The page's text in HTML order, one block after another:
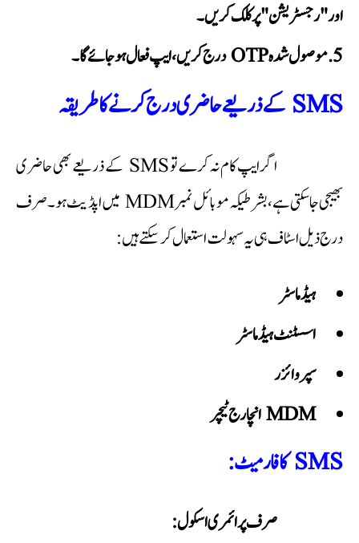
اور "رجسٹریشن" پر کلک کریں۔
موصول شدہ OTP درج کریں، ایپ فعال ہو جائے گا۔
SMS کے ذریعے حاضری درج کرنے کا طریقہ
اگر ایپ کام نہ کرے تو SMS کے ذریعے بھی حاضری
بھیجی جا سکتی ہے، بشرطیکہ موبائل نمبر MDM میں اپڈیٹ ہو۔ صرف
درج ذیل اسٹاف ہی یہ سہولت استعمال کر سکتے ہیں:
ہیڈ ماسٹر
اسسٹنٹ ہیڈ ماسٹر
سپروائزر
MDM انچارج ٹیچر
SMS کا فارمیٹ:
صرف پرائمری اسکول: